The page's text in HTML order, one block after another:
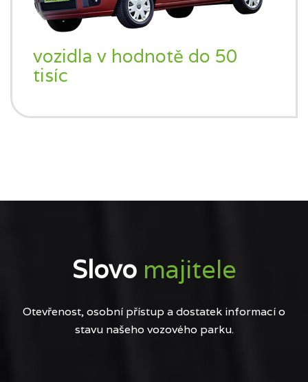
vozidla v hodnotě do 50
tisíc
Slovo majitele
Otevřenost, osobní přístup a dostatek informací o
stavu našeho vozového parku.